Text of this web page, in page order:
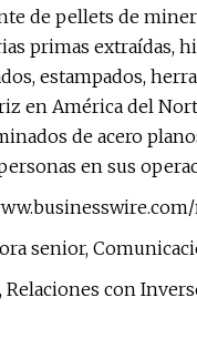
de pellets de
primas extraídas,
estampados,
en América del
de acero
en sus
senior,
Relaciones con